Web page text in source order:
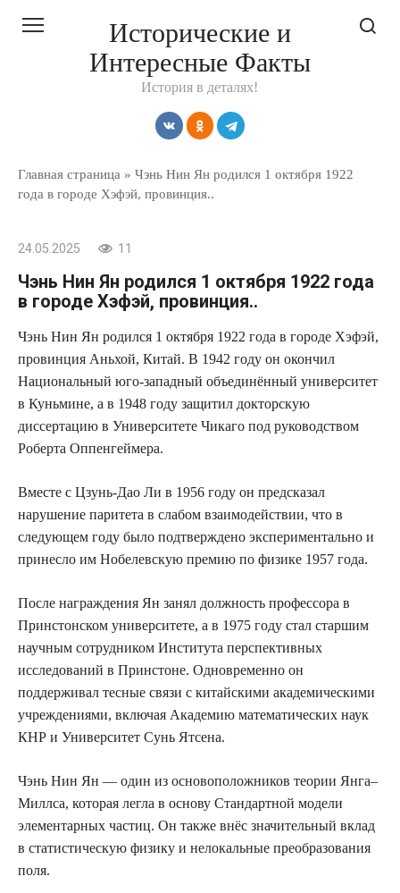
Исторические и
Интересные Факты
История в деталях!
Главная страница » Чэнь Нин Ян родился 1 октября 1922
года в городе Хэфэй, провинция..
24.05.2025 11
Чэнь Нин Ян родился 1 октября 1922 года
в городе Хэфэй, провинция..
Чэнь Нин Ян родился 1 октября 1922 года в городе Хэфэй,
провинция Аньхой, Китай. В 1942 году он окончил
Национальный юго-западный объединённый университет
в Куньмине, а в 1948 году защитил докторскую
диссертацию в Университете Чикаго под руководством
Роберта Оппенгеймера.
Вместе с Цзунь-Дао Ли в 1956 году он предсказал
нарушение паритета в слабом взаимодействии, что в
следующем году было подтверждено экспериментально и
принесло им Нобелевскую премию по физике 1957 года.
После награждения Ян занял должность профессора в
Принстонском университете, а в 1975 году стал старшим
научным сотрудником Института перспективных
исследований в Принстоне. Одновременно он
поддерживал тесные связи с китайскими академическими
учреждениями, включая Академию математических наук
КНР и Университет Сунь Ятсена.
Чэнь Нин Ян — один из основоположников теории Янга–
Миллса, которая легла в основу Стандартной модели
элементарных частиц. Он также внёс значительный вклад
в статистическую физику и нелокальные преобразования
поля.